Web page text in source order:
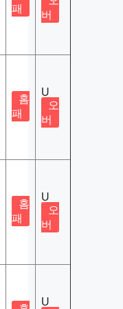
패
버
홈
패
U
오
버
홈
패
U
오
버
U